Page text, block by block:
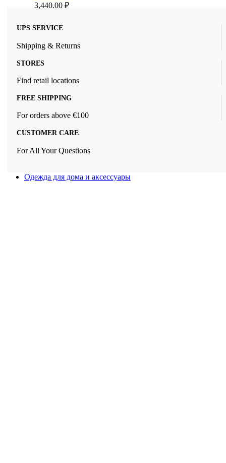
3,440.00 ₽
UPS SERVICE
Shipping & Returns
STORES
Find retail locations
FREE SHIPPING
For orders above €100
CUSTOMER CARE
For All Your Questions
Одежда для дома и аксессуары